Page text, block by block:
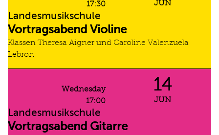
17:30
JUN
Landesmusikschule
Vortragsabend Violine
Klassen Theresa Aigner und Caroline Valenzuela
Lebron
Wednesday
17:00
14
JUN
Landesmusikschule
Vortragsabend Gitarre